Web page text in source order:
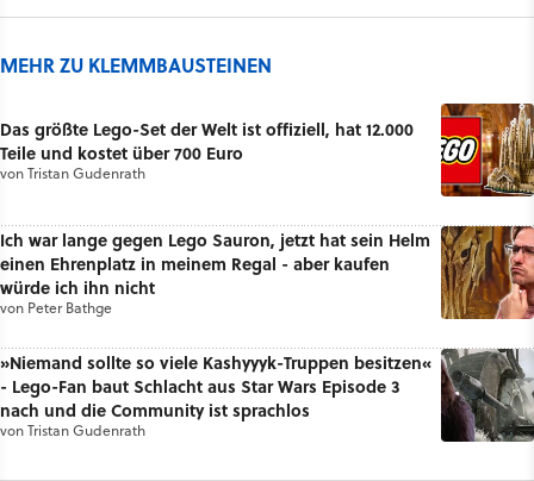
MEHR ZU KLEMMBAUSTEINEN
Das größte Lego-Set der Welt ist offiziell, hat 12.000
Teile und kostet über 700 Euro
vonTristan Gudenrath
Ich war lange gegen Lego Sauron, jetzt hat sein Helm
einen Ehrenplatz in meinem Regal - aber kaufen
würde ich ihn nicht
von Peter Bathge
»Niemand sollte so viele Kashyyyk-Truppen besitzen«
- Lego-Fan baut Schlacht aus Star Wars Episode 3
nach und die Community ist sprachlos
vonTristan Gudenrath